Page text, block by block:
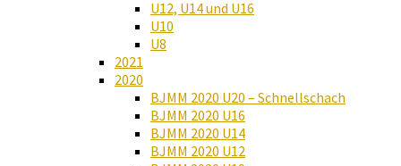
U12, U14 und U16
U10
U8
2021
2020
BJMM 2020 U20 – Schnellschach
BJMM 2020 U16
BJMM 2020 U14
BJMM 2020 U12